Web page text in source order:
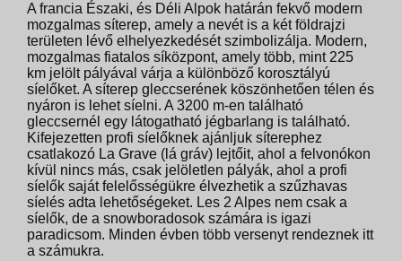
A francia Északi, és Déli Alpok határán fekvő modern
mozgalmas síterep, amely a nevét is a két földrajzi
területen lévő elhelyezkedését szimbolizálja. Modern,
mozgalmas fiatalos síközpont, amely több, mint 225
km jelölt pályával várja a különböző korosztályú
síelőket. A síterep gleccserének köszönhetően télen és
nyáron is lehet síelni. A 3200 m-en található
gleccsernél egy látogatható jégbarlang is található.
Kifejezetten profi síelőknek ajánljuk síterephez
csatlakozó La Grave (lá gráv) lejtőit, ahol a felvonókon
kívül nincs más, csak jelöletlen pályák, ahol a profi
síelők saját felelősségükre élvezhetik a szűzhavas
síelés adta lehetőségeket. Les 2 Alpes nem csak a
síelők, de a snowboradosok számára is igazi
paradicsom. Minden évben több versenyt rendeznek itt
a számukra.